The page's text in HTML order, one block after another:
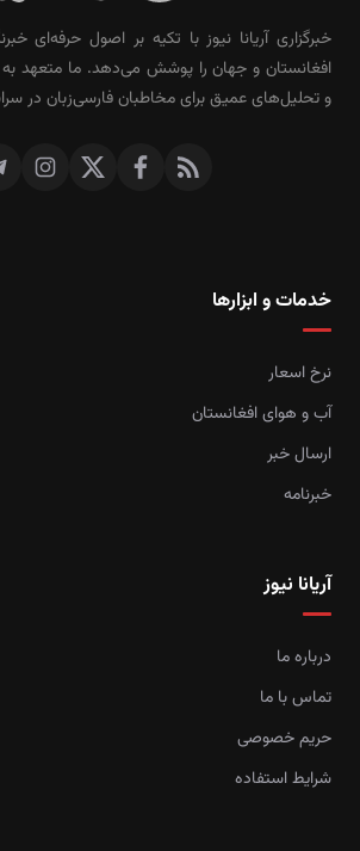
خبرگزاری آریانا نیوز با تکیه بر اصول حرفه‌ای
افغانستان و جهان را پوشش می‌دهد. ما متعهد به
و تحلیل‌های عمیق برای مخاطبان فارسی‌زبان در
خدمات و ابزارها
نرخ اسعار
آب و هوای افغانستان
ارسال خبر
خبرنامه
آریانا نیوز
درباره ما
تماس با ما
حریم خصوصی
شرایط استفاده